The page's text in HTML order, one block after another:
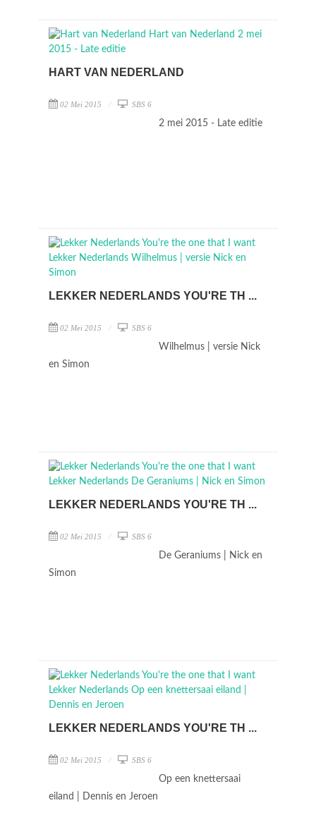
HART VAN NEDERLAND
02 Mei 2015 SBS 6
2 mei 2015 - Late editie
LEKKER NEDERLANDS YOU'RE TH ...
02 Mei 2015 SBS 6
Wilhelmus | versie Nick
en Simon
LEKKER NEDERLANDS YOU'RE TH ...
02 Mei 2015 SBS 6
De Geraniums | Nick en
Simon
LEKKER NEDERLANDS YOU'RE TH ...
02 Mei 2015 SBS 6
Op een knettersaai
eiland | Dennis en Jeroen